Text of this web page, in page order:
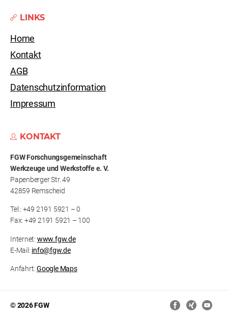
LINKS
Home
Kontakt
AGB
Datenschutzinformation
Impressum
KONTAKT
FGW Forschungs­gemeinschaft
Werkzeuge und Werkstoffe e. V.
Papenberger Str. 49
42859 Remscheid
Tel.: +49 2191 5921 – 0
Fax: +49 2191 5921 – 100
Internet: www.fgw.de
E-Mail: info@fgw.de
Anfahrt:Google Maps
© 2026 FGW